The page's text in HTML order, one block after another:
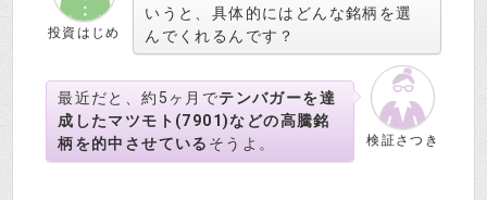
投資はじめ
いうと、具体的にはどんな銘柄を選
んでくれるんです？
検証さつき
最近だと、約5ヶ月でテンバガーを達
成したマツモト(7901)などの高騰銘
柄を的中させている そうよ。